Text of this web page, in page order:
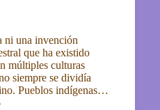
ni una invención
que ha existido
múltiples culturas
siempre se dividía
Pueblos indígenas…